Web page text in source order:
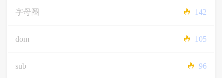
字母圈 142
dom 105
sub 96